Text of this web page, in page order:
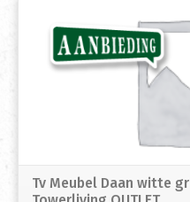
Tv Meubel Daan witte